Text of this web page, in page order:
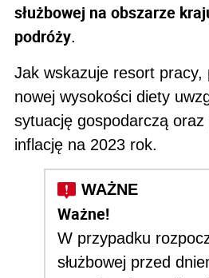
służbowej na obszarze
podróży.
Jak wskazuje resort pracy,
nowej wysokości diety
sytuację gospodarczą
inflację na 2023 rok.
Ważne!
W przypadku
służbowej przed